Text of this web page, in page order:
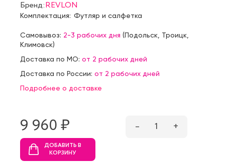
Бренд:REVLON
Комплектация: Футляр и салфетка
Самовывоз: 2-3 рабочих дня (Подольск Троицк
Климовск)
Доставка по МО: от 2 рабочих дней
Доставка по России: от 2 рабочих дней
Подробнее о доставке
9 960 ₷ – 1 +
ДОБАВИТЬ В
КОРЗИНУ